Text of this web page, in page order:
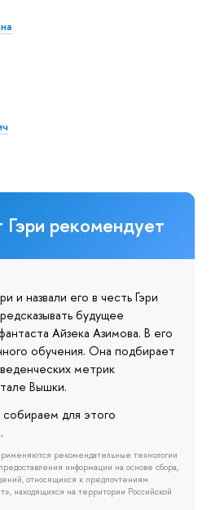
Гэри рекомендует
и назвали его в честь Гэри
будущее
Айзека Азимова. В его
обучения. Она подбирает
метрик
Вышки.
для этого
рекомендательные технологии
информации на основе сбора,
относящихся к предпочтениям
находящихся на территории Российской